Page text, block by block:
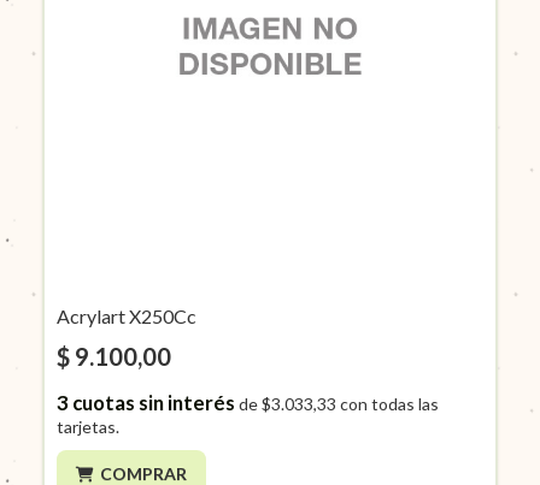
Acrylart X250Cc
$ 9.100,00
3cuotas sin interés de$3.033,33 con todas las
tarjetas.
COMPRAR